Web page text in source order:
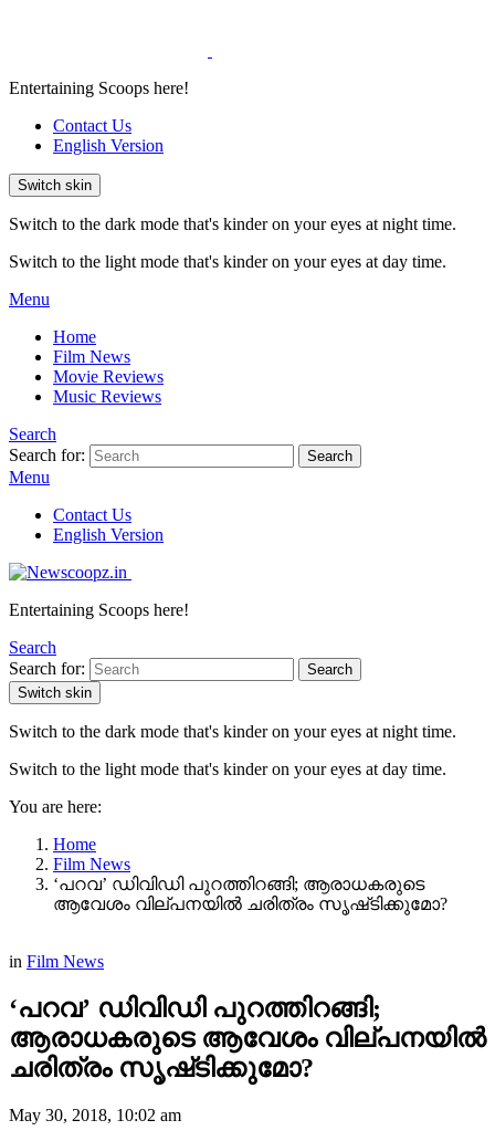
Entertaining Scoops here!
Contact Us
English Version
Switch skin
Switch to the dark mode that's kinder on your eyes at night time.
Switch to the light mode that's kinder on your eyes at day time.
Menu
Home
Film News
Movie Reviews
Music Reviews
Search
Search for:
Search
Menu
Contact Us
English Version
Entertaining Scoops here!
Search
Search for:
Search
Switch skin
Switch to the dark mode that's kinder on your eyes at night time.
Switch to the light mode that's kinder on your eyes at day time.
You are here:
Home
Film News
‘പറവ’ ഡിവിഡി പുറത്തിറങ്ങി; ആരാധകരുടെ
ആവേശം വില്പനയില്‍ ചരിത്രം സൃഷ്‌ടിക്കുമോ?
in Film News
‘പറവ’ ഡിവിഡി പുറത്തിറങ്ങി;
ആരാധകരുടെ ആവേശം വില്പനയില്‍
ചരിത്രം സൃഷ്‌ടിക്കുമോ?
May 30, 2018, 10:02 am